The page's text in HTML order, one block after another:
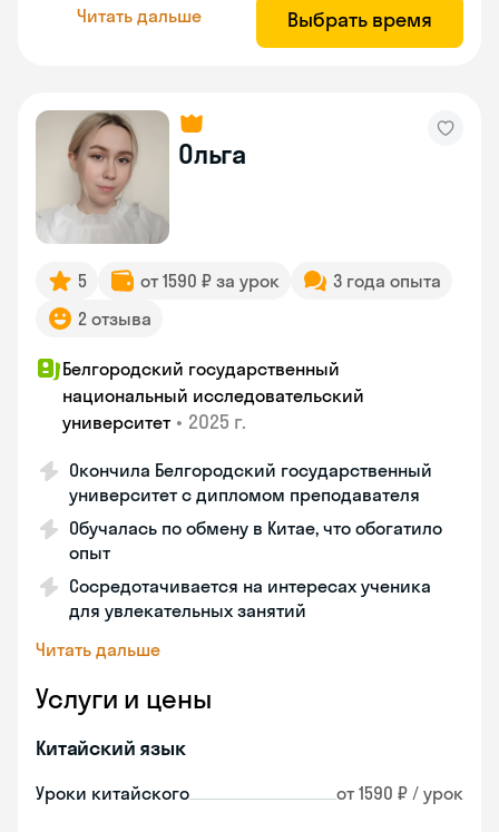
Читать дальше Выбрать время
Ольга
5 от 1590 ₽ за урок
3 года опыта
2 отзыва
Белгородский государственный
национальный исследовательский
университет • 2025 г.
Окончила Белгородский государственный
университет с дипломом преподавателя
Обучалась по обмену в Китае, что обогатило
опыт
Сосредотачивается на интересах ученика
для увлекательных занятий
Читать дальше
Услуги и цены
Китайский язык
Уроки китайского от 1590 ₽ / урок